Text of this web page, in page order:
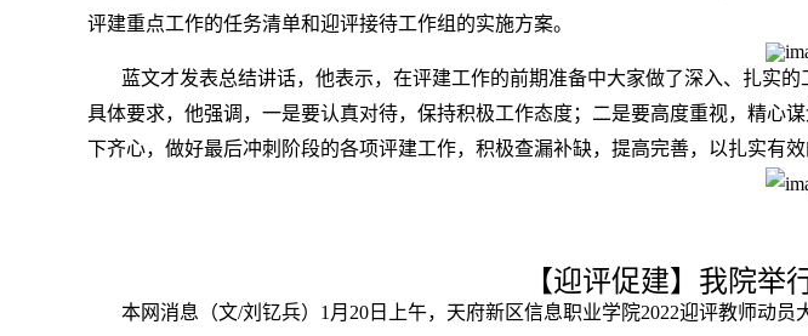
评建重点工作的任务清单和迎评接待工作组的实施方案。
蓝文才发表总结讲话，他表示，在评建工作的前期准备中大家做了深入、扎实
具体要求，他强调，一是要认真对待，保持积极工作态度；二是要高度重视，精心
下齐心，做好最后冲刺阶段的各项评建工作，积极查漏补缺，提高完善，以扎实有
【迎评促建】我院举
本网消息（文/刘钇兵）1月20日上午，天府新区信息职业学院2022迎评教师动